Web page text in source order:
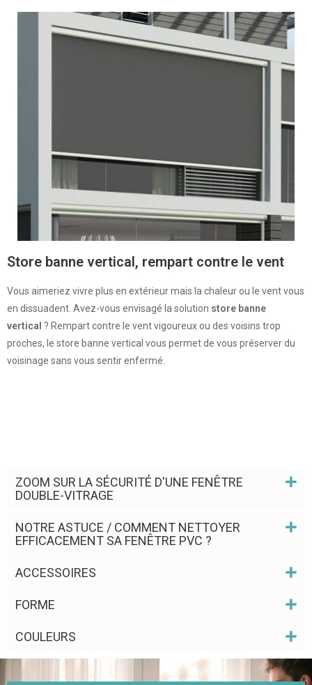
Store banne vertical, rempart contre le vent
Vous aimeriez vivre plus en extérieur mais la chaleur ou le vent vous
en dissuadent. Avez-vous envisagé la solution store banne
vertical ? Rempart contre le vent vigoureux ou des voisins trop
proches, le store banne vertical vous permet de vous préserver du
voisinage sans vous sentir enfermé.
ZOOM SUR LA SÉCURITÉ D'UNE FENÊTRE
DOUBLE-VITRAGE
NOTRE ASTUCE / COMMENT NETTOYER
EFFICACEMENT SA FENÊTRE PVC ?
ACCESSOIRES
FORME
COULEURS